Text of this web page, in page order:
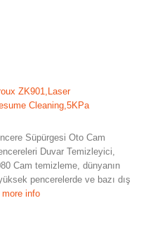
ZK901,Laser
Cleaning,5KPa
Süpürgesi Oto Cam
Duvar Temizleyici,
Cam temizleme, dünyanın
pencerelerde ve bazı dış
more info